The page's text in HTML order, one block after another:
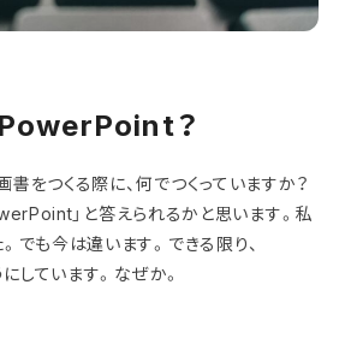
？
をつくる際に、何でつくっていますか？
」と答えられるかと思います。私
でも今は違います。できる限り、
しています。なぜか。